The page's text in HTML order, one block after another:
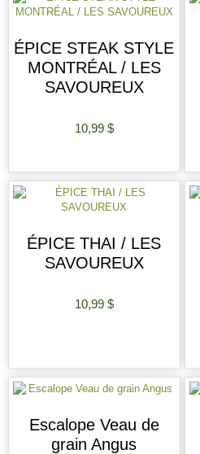
ÉPICE STEAK STYLE
MONTRÉAL / LES
SAVOUREUX
10,99 $
ÉPICE THAI / LES
SAVOUREUX
10,99 $
Escalope Veau de
grain Angus